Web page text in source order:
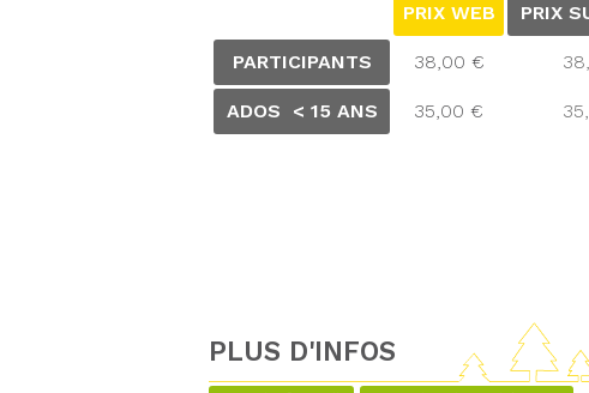
PRIX WEB PRIX
PARTICIPANTS 38,00 €
ADOS < 15 ANS 35,00 €
PLUS D'INFOS